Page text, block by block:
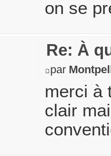
on se
Re: À
par
merci à
clair